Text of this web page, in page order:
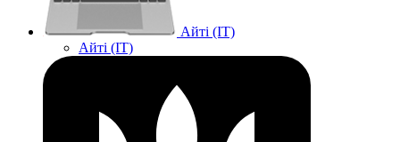
Айті (IT)
Айті (IT)